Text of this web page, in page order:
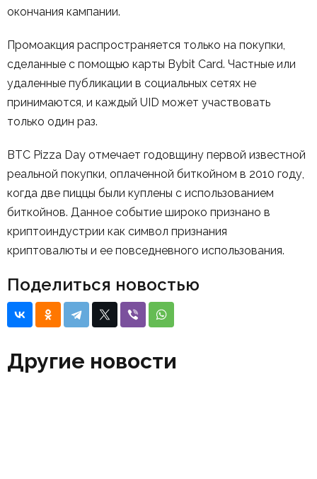
окончания кампании.
Промоакция распространяется только на покупки,
сделанные с помощью карты Bybit Card. Частные или
удаленные публикации в социальных сетях не
принимаются, и каждый UID может участвовать
только один раз.
BTC Pizza Day отмечает годовщину первой известной
реальной покупки, оплаченной биткойном в 2010 году,
когда две пиццы были куплены с использованием
биткойнов. Данное событие широко признано в
криптоиндустрии как символ признания
криптовалюты и ее повседневного использования.
Поделиться новостью
Другие новости